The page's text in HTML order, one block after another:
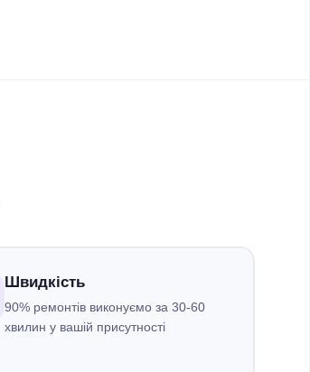
Швидкість
90% ремонтів виконуємо за 30-60
хвилин у вашій присутності